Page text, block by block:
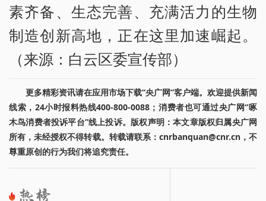
素齐备、生态完善、充满活力的生物
制造创新高地，正在这里加速崛起。
（来源：白云区委宣传部）
更多精彩资讯请在应用市场下载“央广网”客户端。欢迎提供新闻
线索，24小时报料热线400-800-0088；消费者也可通过央广网“啄
木鸟消费者投诉平台”线上投诉。版权声明：本文章版权归属央广网
所有，未经授权不得转载。转载请联系：cnrbanquan@cnr.cn，不
尊重原创的行为我们将追究责任。